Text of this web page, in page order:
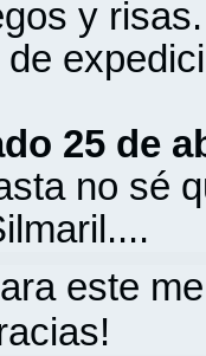
y risas.
25 de
no sé
este